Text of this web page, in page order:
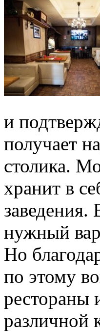
и
получает
столика.
хранит в
заведения.
нужный
Но
по этому
рестораны
различной